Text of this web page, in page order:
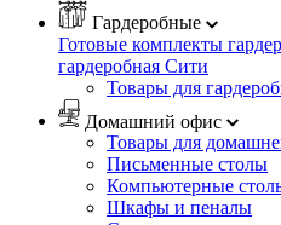
Гардеробные
Готовые комплекты
гардеробная Сити
Товары для
Домашний офис
Товары для
Письменные столы
Компьютерные
Шкафы и пеналы